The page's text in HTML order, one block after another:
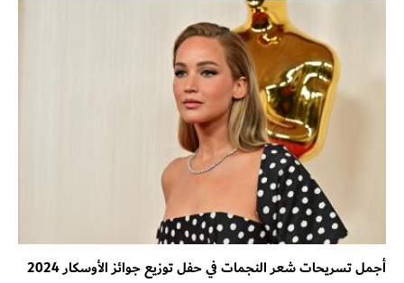
أجمل تسريحات شعر النجمات في حفل توزيع جوائز الأوسكار 2024